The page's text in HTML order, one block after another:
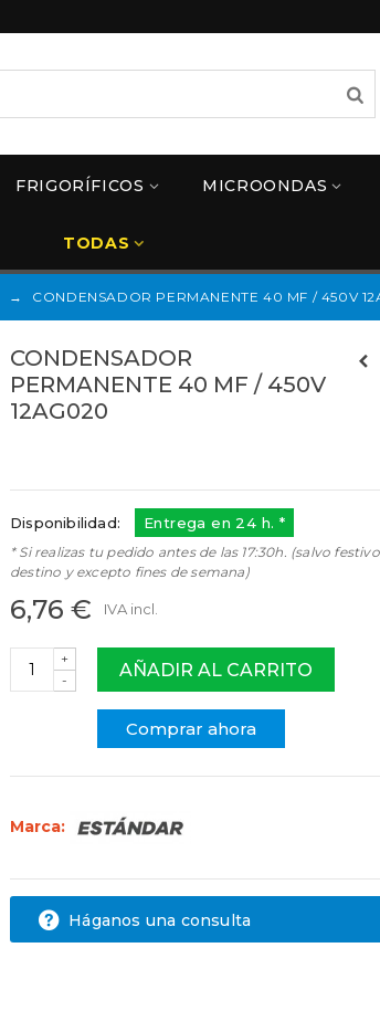
FRIGORÍFICOS MICROONDAS
TODAS
→ CONDENSADOR PERMANENTE 40 MF / 450V
CONDENSADOR
PERMANENTE 40 MF / 450V
12AG020
Disponibilidad: Entrega en 24 h. *
* Si realizas tu pedido antes de las 17:30h. (salvo
destino y excepto fines de semana)
6,76 € IVA incl.
-
+
AÑADIR AL CARRITO
Comprar ahora
Marca:
Háganos una consulta